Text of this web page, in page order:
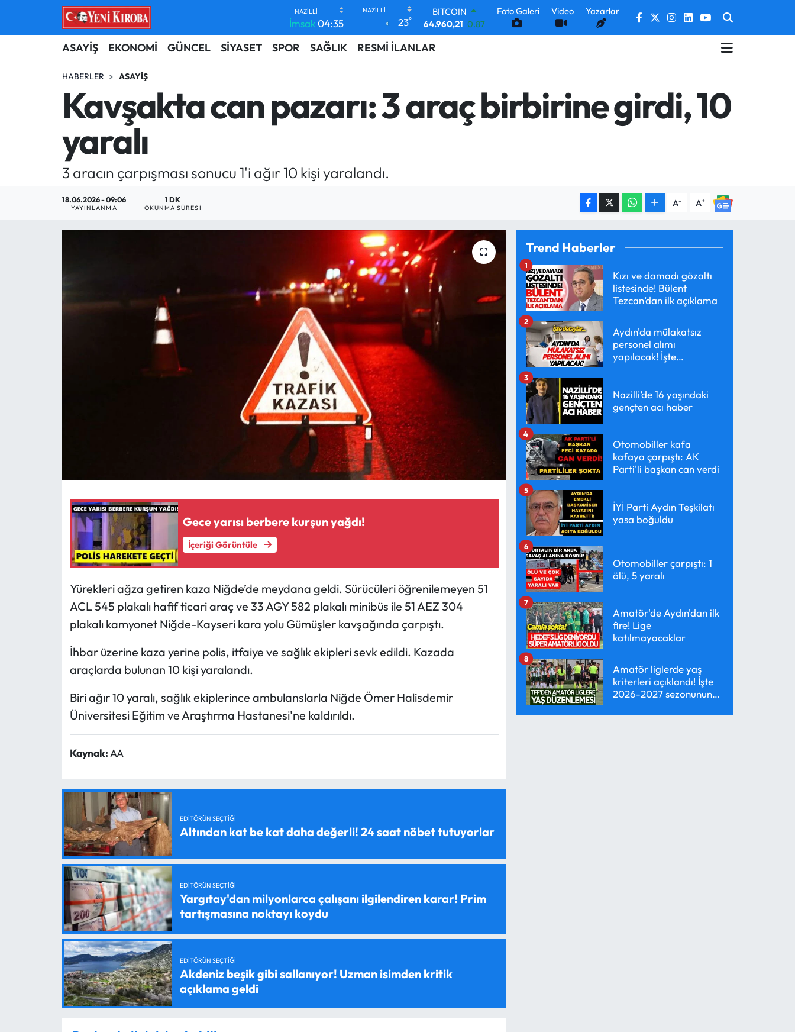
İmsak04:35 23°
DOLAR
47,7436
0.18
EURO
55,2510
6648.99 2.59
BİST100
-19
Foto Galeri Video Yazarlar
ASAYİŞ EKONOMİ GÜNCEL SİYASET SPOR SAĞLIK RESMİ İLANLAR
HABERLER ASAYIŞ
Kavşakta can pazarı: 3 araç birbirine girdi, 10
yaralı
3 aracın çarpışması sonucu 1'i ağır 10 kişi yaralandı.
18.06.2026 - 09:06
YAYINLANMA
1 DK
OKUNMA SÜRESI A- A+
Gece yarısı berbere kurşun yağdı!
İçeriği Görüntüle
Yürekleri ağza getiren kaza Niğde’de meydana geldi. Sürücüleri öğrenilemeyen 51
ACL 545 plakalı hafif ticari araç ve 33 AGY 582 plakalı minibüs ile 51 AEZ 304
plakalı kamyonet Niğde-Kayseri kara yolu Gümüşler kavşağında çarpıştı.
İhbar üzerine kaza yerine polis, itfaiye ve sağlık ekipleri sevk edildi. Kazada
araçlarda bulunan 10 kişi yaralandı.
Biri ağır 10 yaralı, sağlık ekiplerince ambulanslarla Niğde Ömer Halisdemir
Üniversitesi Eğitim ve Araştırma Hastanesi'ne kaldırıldı.
Kaynak:AA
EDITÖRÜN SEÇTIĞI
Altından kat be kat daha değerli! 24 saat nöbet tutuyorlar
EDITÖRÜN SEÇTIĞI
Yargıtay'dan milyonlarca çalışanı ilgilendiren karar! Prim
tartışmasına noktayı koydu
EDITÖRÜN SEÇTIĞI
Akdeniz beşik gibi sallanıyor! Uzman isimden kritik
açıklama geldi
Trend Haberler
Kızı ve damadı gözaltı
listesinde! Bülent
Tezcan’dan ilk açıklama
1
Aydın'da mülakatsız
personel alımı
yapılacak! İşte
2
Nazilli’de 16 yaşındaki
gençten acı haber
3
Otomobiller kafa
kafaya çarpıştı: AK
Parti'li başkan can verdi
4
İYİ Parti Aydın Teşkilatı
yasa boğuldu
5
Otomobiller çarpıştı: 1
ölü, 5 yaralı
6
Amatör'de Aydın'dan ilk
fire! Lige
katılmayacaklar
7
Amatör liglerde yaş
kriterleri açıklandı! İşte
2026-2027 sezonunun
8
ASAYİŞ
BİLİM-TEKNOLOJİ
DÜNYA
EĞİTİM
EKONOMİ
RESMİ İLANLAR
HABER İLAN
Aydın Nöbetçi Eczaneler
Aydın Hava Durumu
Aydin Namaz Vakitleri
Aydın Trafik Yoğunluk Haritası
Süper Lig Puan Durumu ve Fikstür
Tüm Manşetler